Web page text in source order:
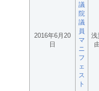
2016年6月20
日
議
院
議
員
マ
ニ
フ
ェ
ス
ト